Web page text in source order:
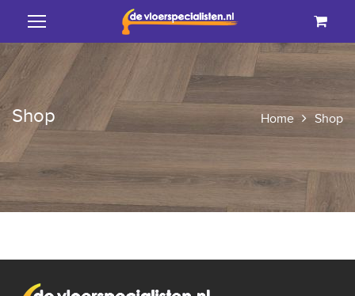
Shop Home Shop